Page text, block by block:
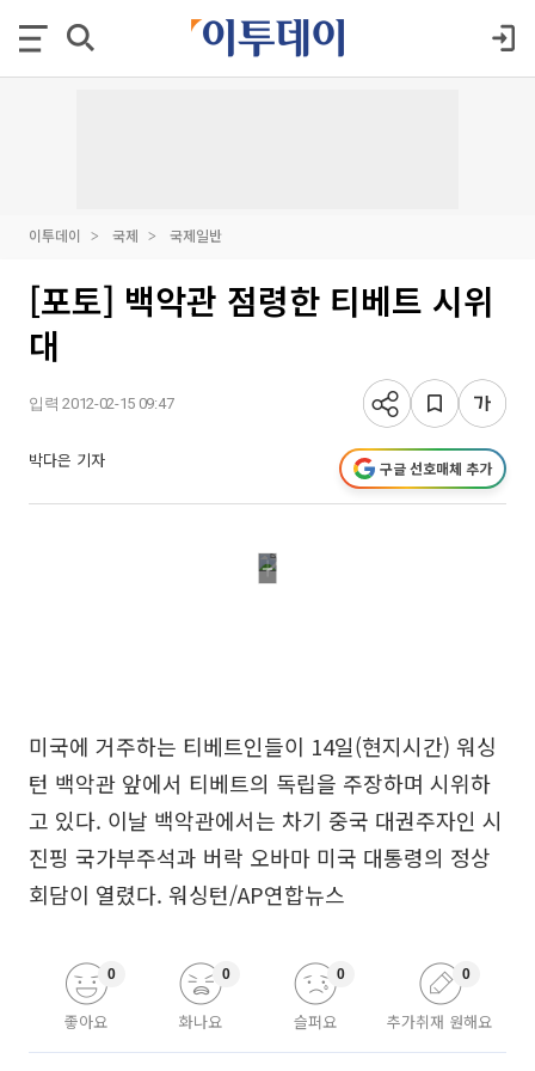
이투데이 국제 국제일반
[포토] 백악관 점령한 티베트 시위
대
입력 2012-02-15 09:47
박다은 기자 구글 선호매체 추가
미국에 거주하는 티베트인들이 14일(현지시간) 워싱
턴 백악관 앞에서 티베트의 독립을 주장하며 시위하
고 있다. 이날 백악관에서는 차기 중국 대권주자인 시
진핑 국가부주석과 버락 오바마 미국 대통령의 정상
회담이 열렸다. 워싱턴/AP연합뉴스
좋아요
0
화나요
0
슬퍼요
0
추가취재 원해요
0